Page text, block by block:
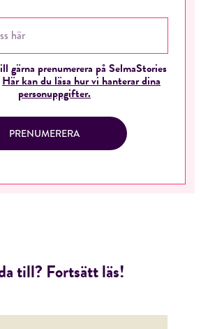
gärna prenumerera på SelmaStories
Här kan du läsa hur vi hanterar dina
personuppgifter.
PRENUMERERA
till? Fortsätt läs!